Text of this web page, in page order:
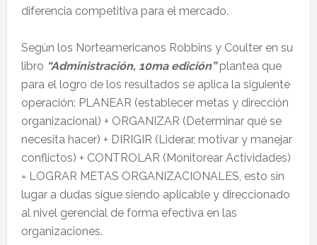
diferencia competitiva para el mercado.
Según los Norteamericanos Robbins y Coulter en su
libro “Administración, 10ma edición”plantea que
para el logro de los resultados se aplica la siguiente
operación: PLANEAR (establecer metas y dirección
organizacional) + ORGANIZAR (Determinar qué se
necesita hacer) + DIRIGIR (Liderar, motivar y manejar
conflictos) + CONTROLAR (Monitorear Actividades)
= LOGRAR METAS ORGANIZACIONALES, esto sin
lugar a dudas sigue siendo aplicable y direccionado
al nivel gerencial de forma efectiva en las
organizaciones.